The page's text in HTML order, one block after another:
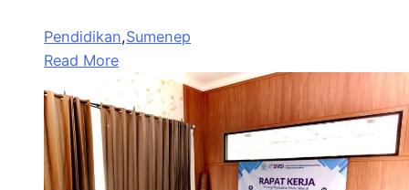
Pendidikan,Sumenep
Read More